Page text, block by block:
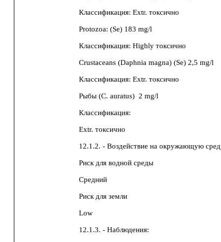
Классификация: Extr. токсично
Protozoa: (Se) 183 mg/l
Классификация: Highly токсично
Crustaceans (Daphnia magna) (Se) 2,5 mg/l
Классификация: Extr. токсично
Рыбы (C. auratus) 2 mg/l
Классификация:
Extr. токсично
12.1.2. - Воздействие на окружающую
Риск для водной среды
Средний
Риск для земли
Low
12.1.3. - Наблюдения: